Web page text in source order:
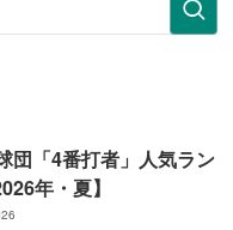
団「4番打者」人気ラン
年・夏】